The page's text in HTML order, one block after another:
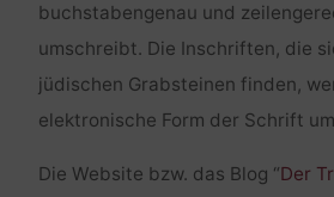
buchstabengenau und
umschreibt. Die Inschriften, die
jüdischen Grabsteinen finden,
elektronische Form der Schrift
Die Website bzw. das Blog “Der